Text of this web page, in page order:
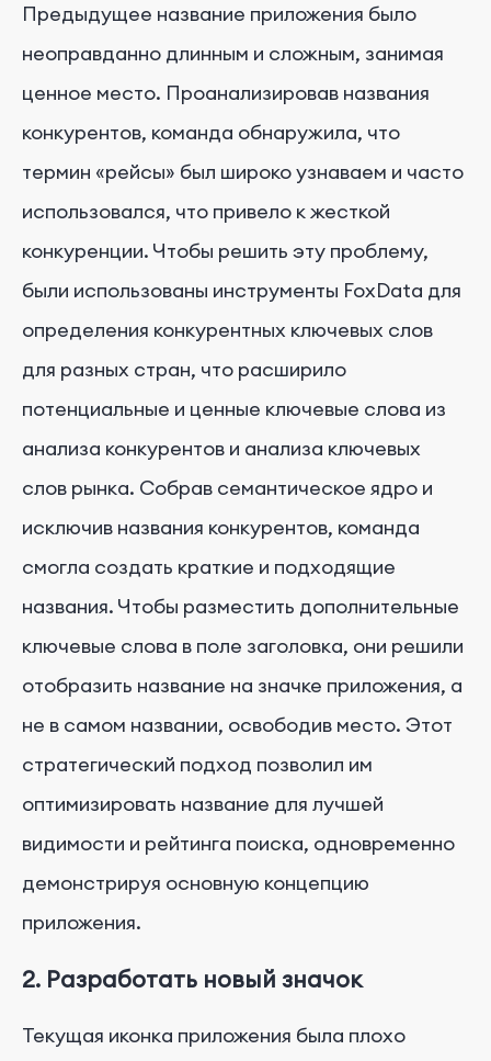
Предыдущее название приложения было
неоправданно длинным и сложным, занимая
ценное место. Проанализировав названия
конкурентов, команда обнаружила, что
термин «рейсы» был широко узнаваем и часто
использовался, что привело к жесткой
конкуренции. Чтобы решить эту проблему,
были использованы инструменты FoxData для
определения конкурентных ключевых слов
для разных стран, что расширило
потенциальные и ценные ключевые слова из
анализа конкурентов и анализа ключевых
слов рынка. Собрав семантическое ядро и
исключив названия конкурентов, команда
смогла создать краткие и подходящие
названия. Чтобы разместить дополнительные
ключевые слова в поле заголовка, они решили
отобразить название на значке приложения, а
не в самом названии, освободив место. Этот
стратегический подход позволил им
оптимизировать название для лучшей
видимости и рейтинга поиска, одновременно
демонстрируя основную концепцию
приложения.
2. Разработать новый значок
Текущая иконка приложения была плохо